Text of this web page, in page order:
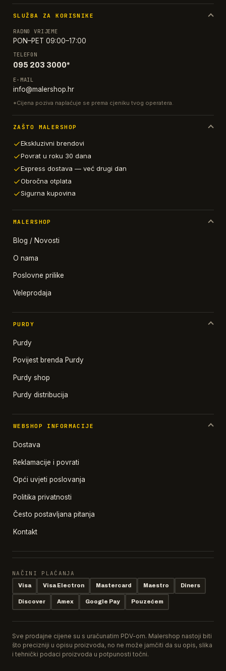
SLUŽBA ZA KORISNIKE
RADNO VRIJEME
PON–PET 09:00–17:00
TELEFON
095 203 3000*
E-MAIL
info@malershop.hr
*Cijena poziva naplaćuje se prema cjeniku tvog operatera.
ZAŠTO MALERSHOP
Ekskluzivni brendovi
Povrat u roku 30 dana
Express dostava — već drugi dan
Obročna otplata
Sigurna kupovina
MALERSHOP
Blog / Novosti
O nama
Poslovne prilike
Veleprodaja
PURDY
Purdy
Povijest brenda Purdy
Purdy shop
Purdy distribucija
WEBSHOP INFORMACIJE
Dostava
Reklamacije i povrati
Opći uvjeti poslovanja
Politika privatnosti
Često postavljana pitanja
Kontakt
NAČINI PLAĆANJA
Visa Visa Electron Mastercard Maestro Diners
Discover Amex Google Pay Pouzećem
Sve prodajne cijene su s uračunatim PDV-om. Malershop nastoji biti
što precizniji u opisu proizvoda, no ne može jamčiti da su opis, slika
i tehnički podaci proizvoda u potpunosti točni.